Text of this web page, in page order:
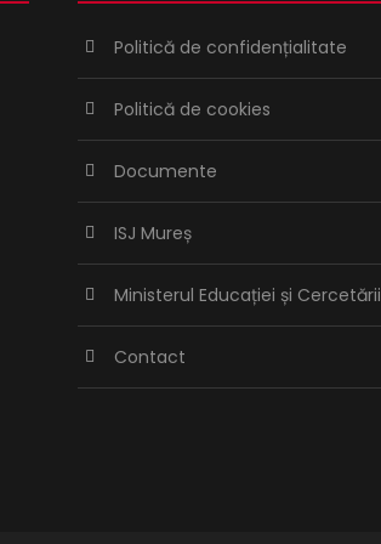
Politică de confidențialitate
Politică de cookies
Documente
ISJ Mureș
Ministerul Educației și Cercetării
Contact